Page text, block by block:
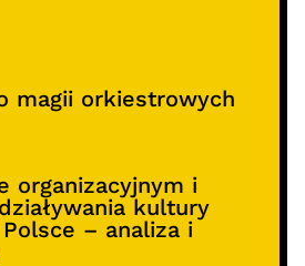
magii orkiestrowych
organizacyjnym i
kultury
– analiza i